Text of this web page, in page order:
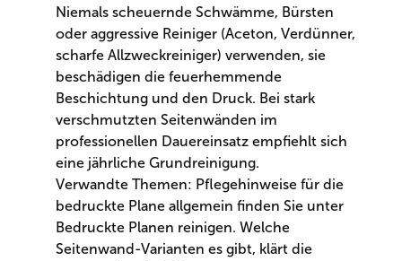
Niemals scheuernde Schwämme, Bürsten
oder aggressive Reiniger (Aceton, Verdünner,
scharfe Allzweckreiniger) verwenden, sie
beschädigen die feuerhemmende
Beschichtung und den Druck. Bei stark
verschmutzten Seitenwänden im
professionellen Dauereinsatz empfiehlt sich
eine jährliche Grundreinigung.
Verwandte Themen: Pflegehinweise für die
bedruckte Plane allgemein finden Sie unter
Bedruckte Planen reinigen. Welche
Seitenwand-Varianten es gibt, klärt die